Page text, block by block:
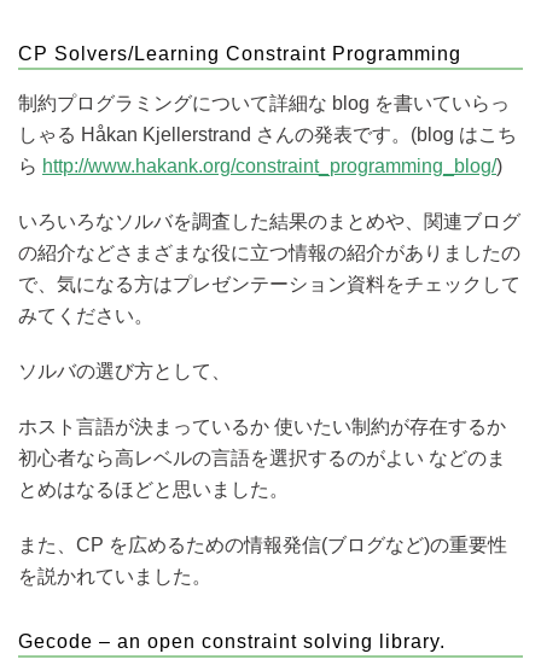
CP Solvers/Learning Constraint Programming
制約プログラミングについて詳細な blog を書いていらっ
しゃる Håkan Kjellerstrand さんの発表です。(blog はこち
ら http://www.hakank.org/constraint_programming_blog/)
いろいろなソルバを調査した結果のまとめや、関連ブログ
の紹介などさまざまな役に立つ情報の紹介がありましたの
で、気になる方はプレゼンテーション資料をチェックして
みてください。
ソルバの選び方として、
ホスト言語が決まっているか 使いたい制約が存在するか
初心者なら高レベルの言語を選択するのがよい などのま
とめはなるほどと思いました。
また、CP を広めるための情報発信(ブログなど)の重要性
を説かれていました。
Gecode – an open constraint solving library.